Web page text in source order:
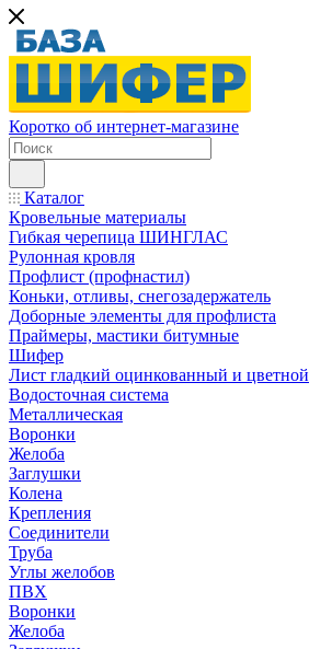
Коротко об интернет-магазине
Каталог
Кровельные материалы
Гибкая черепица ШИНГЛАС
Рулонная кровля
Профлист (профнастил)
Коньки, отливы, снегозадержатель
Доборные элементы для профлиста
Праймеры, мастики битумные
Шифер
Лист гладкий оцинкованный и цветной
Водосточная система
Металлическая
Воронки
Желоба
Заглушки
Колена
Крепления
Соединители
Труба
Углы желобов
ПВХ
Воронки
Желоба